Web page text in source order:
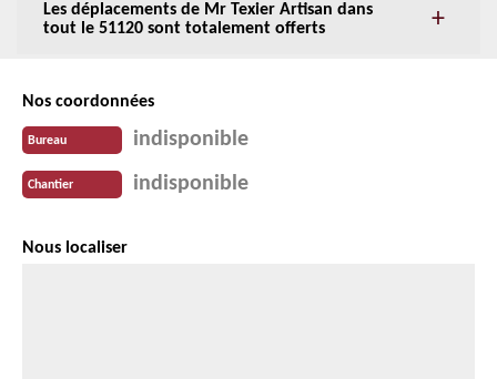
Les déplacements de Mr Texier Artisan dans
tout le 51120 sont totalement offerts
Nos coordonnées
Bureau indisponible
Chantier indisponible
Nous localiser